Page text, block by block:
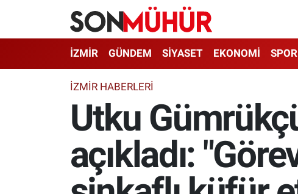
İZMİR GÜNDEM SİYASET EKONOMİ SPOR
İZMIR HABERLERI
Utku
açıkladı:
İzmir Nöbetçi Eczaneler
İzmir Hava Durumu
İzmir Namaz Vakitleri
İzmir Trafik Yoğunluk Haritası
Süper Lig Puan Durumu ve Fikstür